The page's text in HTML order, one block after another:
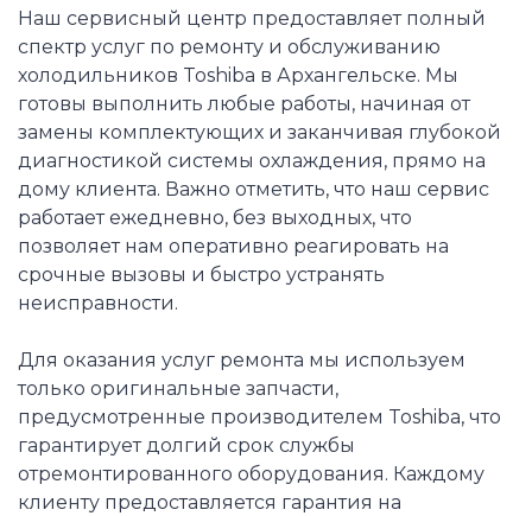
Наш сервисный центр предоставляет полный
спектр услуг по ремонту и обслуживанию
холодильников Toshiba в Архангельске. Мы
готовы выполнить любые работы, начиная от
замены комплектующих и заканчивая глубокой
диагностикой системы охлаждения, прямо на
дому клиента. Важно отметить, что наш сервис
работает ежедневно, без выходных, что
позволяет нам оперативно реагировать на
срочные вызовы и быстро устранять
неисправности.
Для оказания услуг ремонта мы используем
только оригинальные запчасти,
предусмотренные производителем Toshiba, что
гарантирует долгий срок службы
отремонтированного оборудования. Каждому
клиенту предоставляется гарантия на